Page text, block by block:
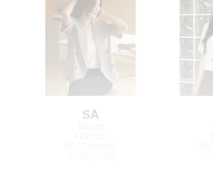
SA